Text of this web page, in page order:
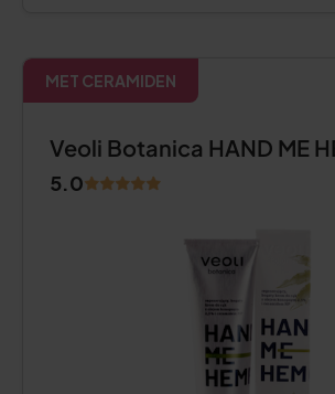
MET CERAMIDEN
Veoli Botanica HAND ME
5.0